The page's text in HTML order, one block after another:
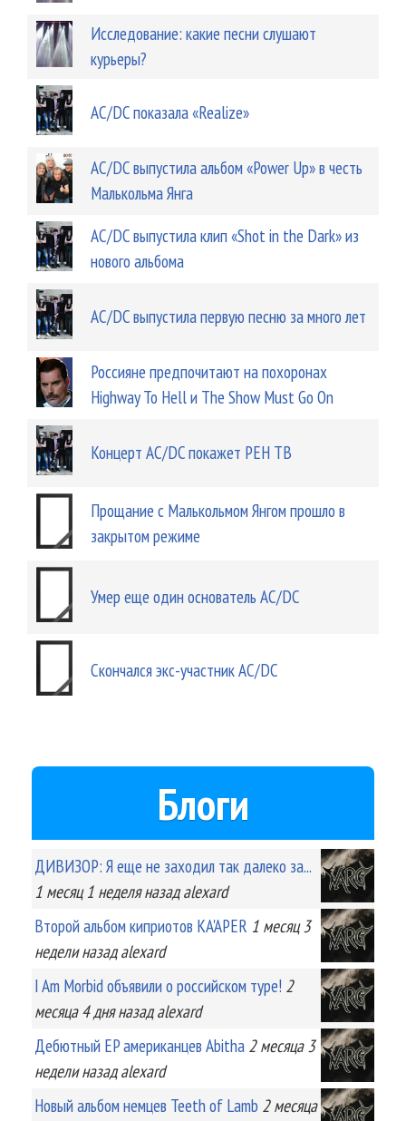
Исследование: какие песни слушают
курьеры?
AC/DC показала «Realize»
AC/DC выпустила альбом «Power Up» в честь
Малькольма Янга
AC/DC выпустила клип «Shot in the Dark» из
нового альбома
AC/DC выпустила первую песню за много лет
Россияне предпочитают на похоронах
Highway To Hell и The Show Must Go On
Концерт AC/DC покажет РЕН ТВ
Прощание с Малькольмом Янгом прошло в
закрытом режиме
Умер еще один основатель AC/DC
Скончался экс-участник AC/DC
Блоги
ДИВИЗОР: Я еще не заходил так далеко за...
1 месяц 1 неделяназад alexard
Второй альбом киприотов KA'APER 1 месяц 3
неделиназад alexard
I Am Morbid объявили о российском туре! 2
месяца 4 дняназад alexard
Дебютный EP американцев Abitha 2 месяца 3
неделиназад alexard
Новый альбом немцев Teeth of Lamb 2 месяца